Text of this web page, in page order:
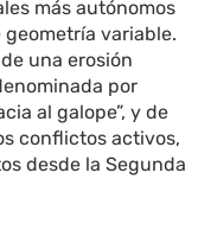
más autónomos
variable.
una erosión
por
al galope”, y de
conflictos activos,
desde la Segunda